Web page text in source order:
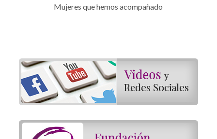
Mujeres que hemos acompañado